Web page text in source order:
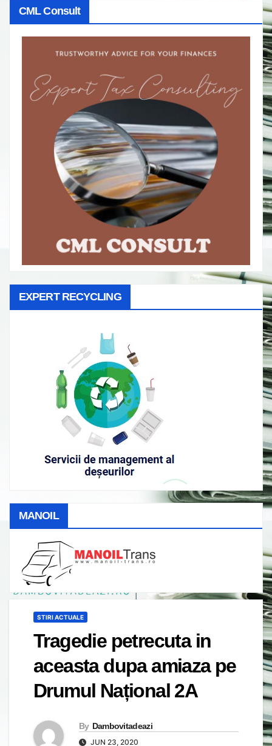
CML Consult
EXPERT RECYCLING
MANOIL
STIRI ACTUALE
Tragedie petrecuta in
aceasta dupa amiaza pe
Drumul Național 2A
By Dambovitadeazi
JUN 23, 2020